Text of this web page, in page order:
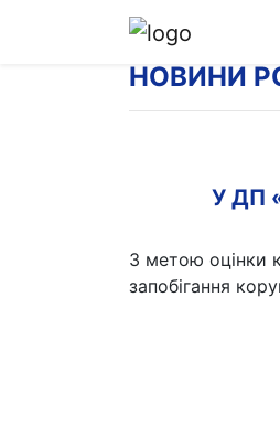
НОВИНИ
У ДП
З метою оцінки
запобігання